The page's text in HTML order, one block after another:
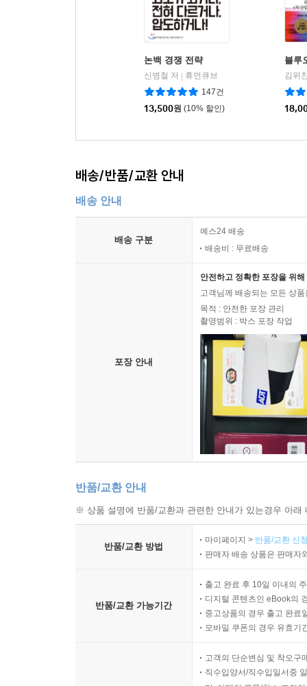
논백 경쟁 전략
신병철 저
휴먼큐브
147건
13,500원 (10% 할인)
블루
배송/반품/교환 안내
배송 안내
배송 구분
예스24 배송
배송비 : 무료배송
포장 안내
안전하고 정확한 포장을 위
고객님께 배송되는 모든 상
목적 : 안전한 포장 관리
촬영범위 : 박스 포장 작업
반품/교환 안내
※ 상품 설명에 반품/교환과 관련한 안내가 있는경우 아
반품/교환 방법
마이페이지 > 반품/교환 신
판매자 배송 상품은 판매자
반품/교환 가능기간
출고 완료 후 10일 이내의
디지털 콘텐츠인 eBook의
중고상품의 경우 출고 완료
모바일 쿠폰의 경우 유효기
고객의 단순변심 및 착오구
직수입양서/직수입일서중